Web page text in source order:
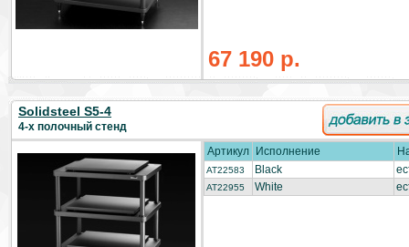
67 190 р.
Solidsteel S5-4
4-х полочный стенд
Артикул
Исполнение
AT22583 Black
AT22955 White